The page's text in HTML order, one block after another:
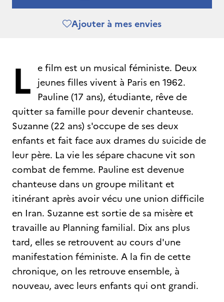
Ajouter à mes envies
L e film est un musical féministe. Deux
jeunes filles vivent à Paris en 1962.
Pauline (17 ans), étudiante, rêve de
quitter sa famille pour devenir chanteuse.
Suzanne (22 ans) s'occupe de ses deux
enfants et fait face aux drames du suicide de
leur père. La vie les sépare chacune vit son
combat de femme. Pauline est devenue
chanteuse dans un groupe militant et
itinérant après avoir vécu une union difficile
en Iran. Suzanne est sortie de sa misère et
travaille au Planning familial. Dix ans plus
tard, elles se retrouvent au cours d'une
manifestation féministe. A la fin de cette
chronique, on les retrouve ensemble, à
nouveau, avec leurs enfants qui ont grandi.